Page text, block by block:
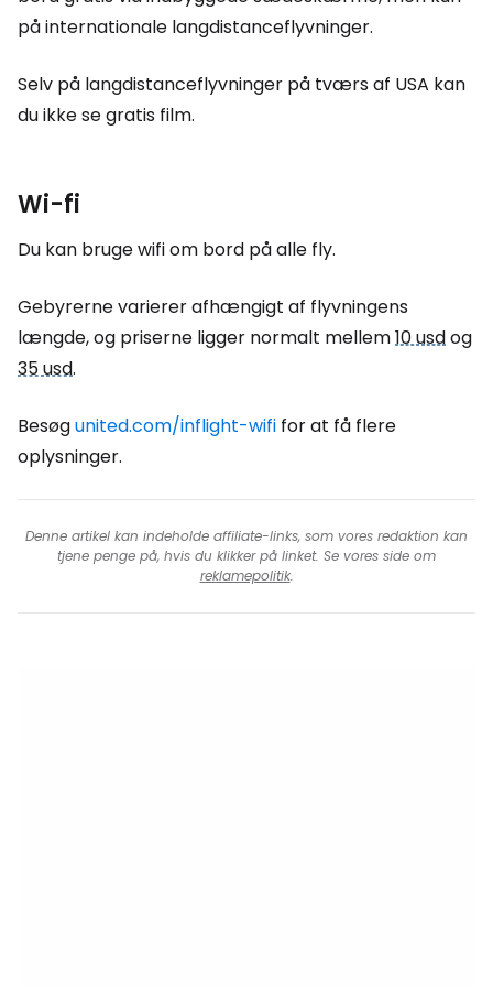
på internationale langdistanceflyvninger.
Selv på langdistanceflyvninger på tværs af USA kan
du ikke se gratis film.
Wi-fi
Du kan bruge wifi om bord på alle fly.
Gebyrerne varierer afhængigt af flyvningens
længde, og priserne ligger normalt mellem10 usdog
35 usd.
Besøgunited.com/inflight-wifi for at få flere
oplysninger.
Denne artikel kan indeholde affiliate-links, som vores redaktion kan
tjene penge på, hvis du klikker på linket. Se vores side om
reklamepolitik.